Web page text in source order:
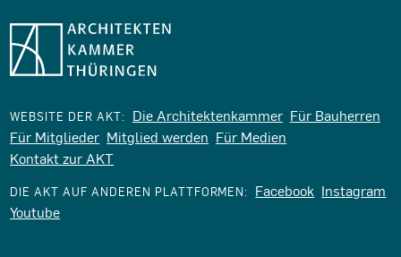
WEBSITE DER AKT: Die Architektenkammer Für Bauherren
Für Mitglieder Mitglied werden Für Medien
Kontakt zur AKT
DIE AKT AUF ANDEREN PLATTFORMEN: Facebook Instagram
Youtube